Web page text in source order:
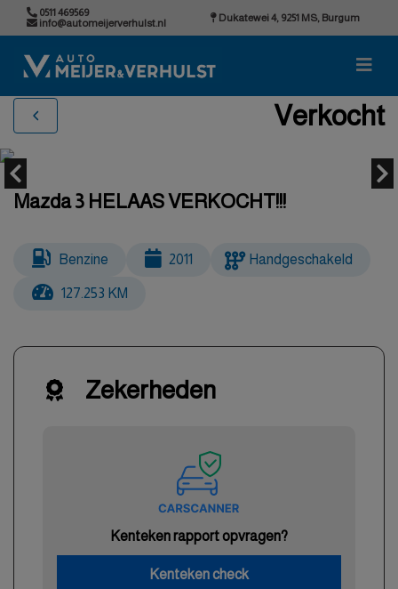
0511 469569
info@automeijerverhulst.nl
Dukatewei 4, 9251 MS, Burgum
Verkocht
Mazda 3 HELAAS VERKOCHT!!!
Benzine 2011 Handgeschakeld
127.253 KM
Zekerheden
Kenteken rapport opvragen?
Kenteken check